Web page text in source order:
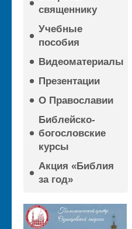
священнику
Учебные
пособия
Видеоматериалы
Презентации
О Православии
Библейско-
богословские
курсы
Акция «Библия
за год»